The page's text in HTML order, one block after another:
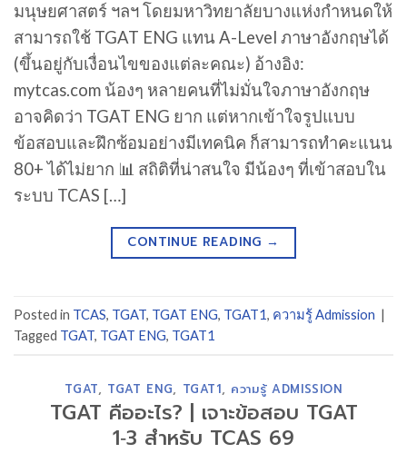
มนุษยศาสตร์ ฯลฯ โดยมหาวิทยาลัยบางแห่งกำหนดให้
สามารถใช้ TGAT ENG แทน A-Level ภาษาอังกฤษได้
(ขึ้นอยู่กับเงื่อนไขของแต่ละคณะ) อ้างอิง:
mytcas.com น้องๆ หลายคนที่ไม่มั่นใจภาษาอังกฤษ
อาจคิดว่า TGAT ENG ยาก แต่หากเข้าใจรูปแบบ
ข้อสอบและฝึกซ้อมอย่างมีเทคนิค ก็สามารถทำคะแนน
80+ ได้ไม่ยาก 📊 สถิติที่น่าสนใจ มีน้องๆ ที่เข้าสอบใน
ระบบ TCAS […]
CONTINUE READING →
Posted in TCAS, TGAT, TGAT ENG, TGAT1, ความรู้ Admission |
Tagged TGAT, TGAT ENG, TGAT1
TGAT, TGAT ENG, TGAT1, ความรู้ ADMISSION
TGAT คืออะไร? | เจาะข้อสอบ TGAT
1‑3 สำหรับ TCAS 69